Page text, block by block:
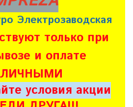
Электрозаводская
только при
и оплате
условия акции